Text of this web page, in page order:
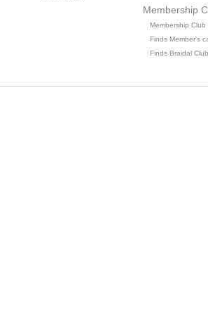
Membership
Membership Club
Finds Member's
Finds Braidal Club